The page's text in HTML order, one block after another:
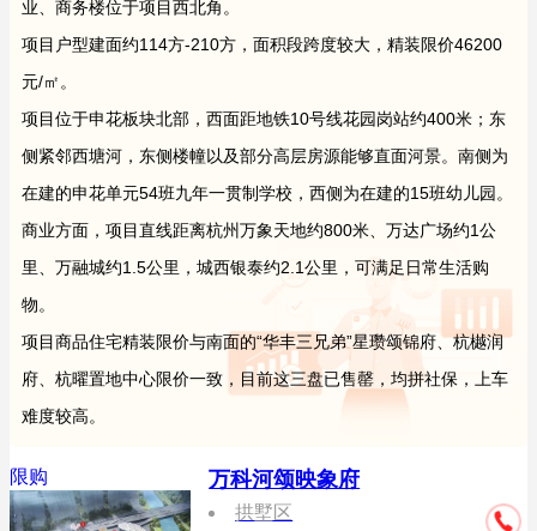
业、商务楼位于项目西北角。
项目户型建面约114方-210方，面积段跨度较大，精装限价46200
元/㎡。
项目位于申花板块北部，西面距地铁10号线花园岗站约400米；东
侧紧邻西塘河，东侧楼幢以及部分高层房源能够直面河景。南侧为
在建的申花单元54班九年一贯制学校，西侧为在建的15班幼儿园。
商业方面，项目直线距离杭州万象天地约800米、万达广场约1公
里、万融城约1.5公里，城西银泰约2.1公里，可满足日常生活购
物。
项目商品住宅精装限价与南面的“华丰三兄弟”星瓒颂锦府、杭樾润
府、杭曜置地中心限价一致，目前这三盘已售罄，均拼社保，上车
难度较高。
限购 万科河颂映象府
拱墅区